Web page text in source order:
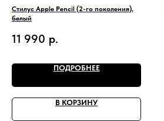
Стилус Apple Pencil (2-го поколения),
белый
11 990 р.
ПОДРОБНЕЕ
В КОРЗИНУ